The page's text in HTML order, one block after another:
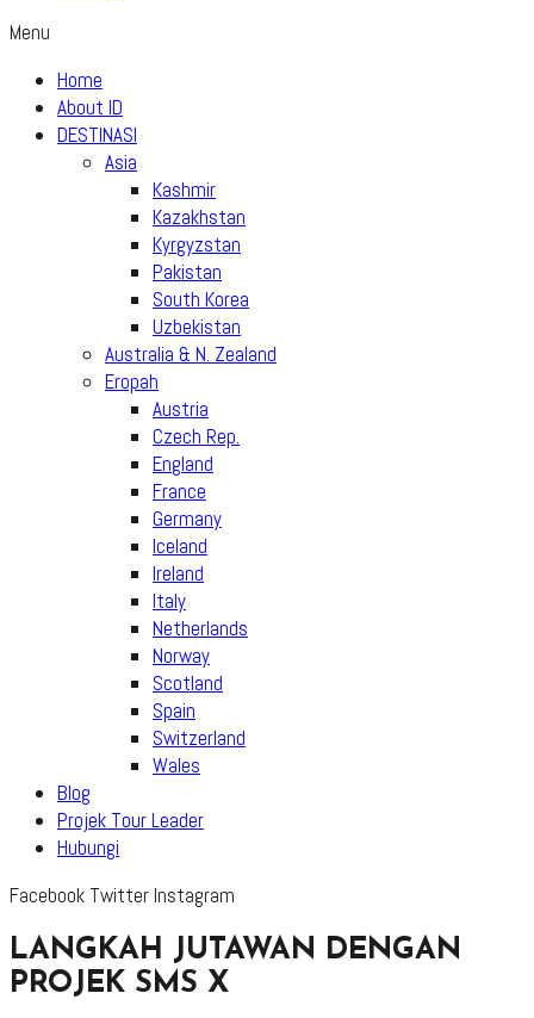
Menu
Home
About ID
DESTINASI
Asia
Kashmir
Kazakhstan
Kyrgyzstan
Pakistan
South Korea
Uzbekistan
Australia & N. Zealand
Eropah
Austria
Czech Rep.
England
France
Germany
Iceland
Ireland
Italy
Netherlands
Norway
Scotland
Spain
Switzerland
Wales
Blog
Projek Tour Leader
Hubungi
Facebook Twitter Instagram
LANGKAH JUTAWAN DENGAN
PROJEK SMS X